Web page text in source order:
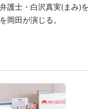
護士・白沢真実(まみ)を
田が演じる。